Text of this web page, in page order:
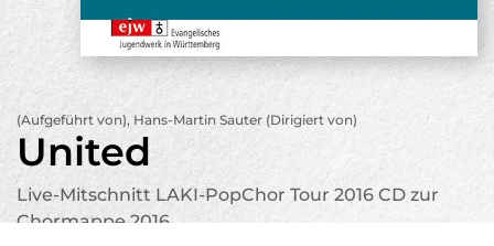
(Aufgeführt von), Hans-Martin Sauter (Dirigiert von)
United
Live-Mitschnitt LAKI-PopChor Tour 2016 CD zur
Chormappe 2016